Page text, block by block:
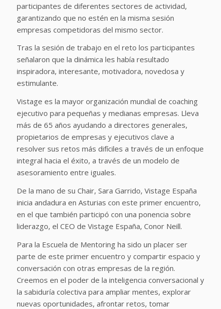
participantes de diferentes sectores de actividad,
garantizando que no estén en la misma sesión
empresas competidoras del mismo sector.
Tras la sesión de trabajo en el reto los participantes
señalaron que la dinámica les había resultado
inspiradora, interesante, motivadora, novedosa y
estimulante.
Vistage es la mayor organización mundial de coaching
ejecutivo para pequeñas y medianas empresas. Lleva
más de 65 años ayudando a directores generales,
propietarios de empresas y ejecutivos clave a
resolver sus retos más difíciles a través de un enfoque
integral hacia el éxito, a través de un modelo de
asesoramiento entre iguales.
De la mano de su Chair, Sara Garrido, Vistage España
inicia andadura en Asturias con este primer encuentro,
en el que también participó con una ponencia sobre
liderazgo, el CEO de Vistage España, Conor Neill.
Para la Escuela de Mentoring ha sido un placer ser
parte de este primer encuentro y compartir espacio y
conversación con otras empresas de la región.
Creemos en el poder de la inteligencia conversacional y
la sabiduría colectiva para ampliar mentes, explorar
nuevas oportunidades, afrontar retos, tomar